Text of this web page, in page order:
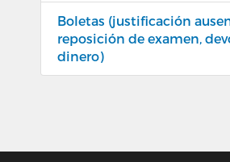
Boletas (justificación
reposición de examen,
dinero)